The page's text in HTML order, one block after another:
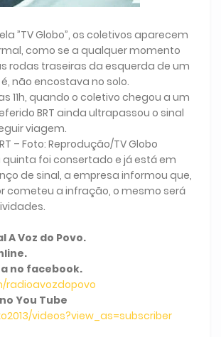
”TV Globo”, os coletivos aparecem
como se a qualquer momento
rodas traseiras da esquerda de um
não encostava no solo.
11h, quando o coletivo chegou a um
BRT ainda ultrapassou o sinal
viagem.
– Foto: Reprodução/TV Globo
quinta foi consertado e já está em
de sinal, a empresa informou que,
a infração, o mesmo será
A Voz do Povo.
no facebook.
radioavozdopovo
You Tube
videos?view_as=subscriber